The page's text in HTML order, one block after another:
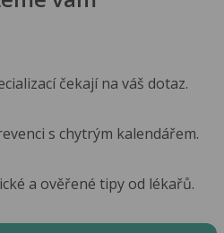
čekají na váš dotaz.
s chytrým kalendářem.
a ověřené tipy od lékařů.